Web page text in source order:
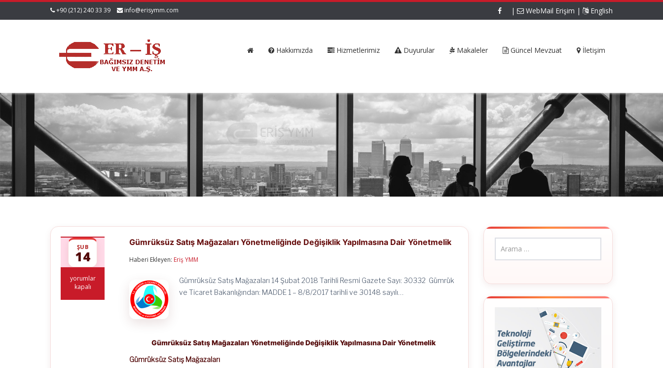
+90 (212) 240 33 39 info@erisymm.com | WebMail Erişim | English
Hakkımızda Hizmetlerimiz Duyurular Makaleler Güncel Mevzuat İletişim
ŞUB
14
Gümrüksüz
Satış
yorumlar
kapalı
Gümrüksüz Satış Mağazaları Yönetmeliğinde Değişiklik Yapılmasına Dair Yönetmelik
Haberi Ekleyen: Eriş YMM
Gümrüksüz Satış Mağazaları 14 Şubat 2018 Tarihli Resmi Gazete Sayı: 30332 Gümrük
ve Ticaret Bakanlığından: MADDE 1 – 8/8/2017 tarihli ve 30148 sayılı…
Gümrüksüz Satış Mağazaları Yönetmeliğinde Değişiklik Yapılmasına Dair Yönetmelik
Gümrüksüz Satış Mağazaları